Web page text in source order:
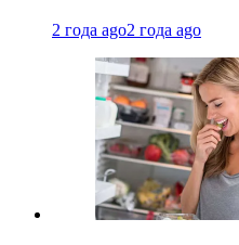
2 года ago2 года ago